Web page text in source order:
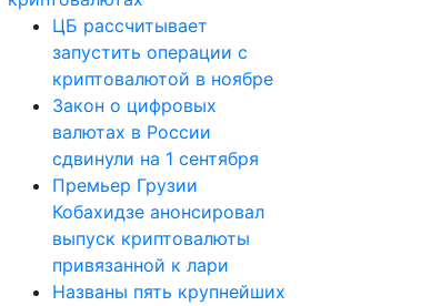
ЦБ рассчитывает
запустить операции с
криптовалютой в ноябре
Закон о цифровых
валютах в России
сдвинули на 1 сентября
Премьер Грузии
Кобахидзе анонсировал
выпуск криптовалюты
привязанной к лари
Названы пять крупнейших